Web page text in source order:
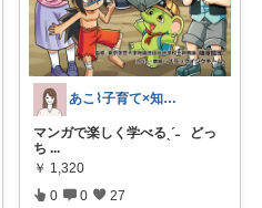
あこ⌇子育て×知育 ◡̈ ♡
マンガで楽しく学べるˎˊ˗ ⁡ ⁡ どっ
ち ...
￥ 1,320
0 0 27